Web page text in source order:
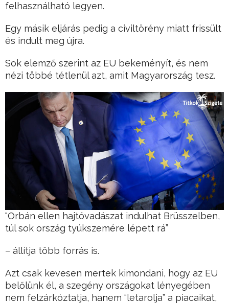
felhasználható legyen.
Egy másik eljárás pedig a civiltörény miatt frissült
és indult meg újra.
Sok elemző szerint az EU bekeményít, és nem
nézi többé tétlenül azt, amit Magyarország tesz.
“Orbán ellen hajtóvadászat indulhat Brüsszelben,
túl sok ország tyúkszemére lépett rá”
– állítja több forrás is.
Azt csak kevesen mertek kimondani, hogy az EU
belőlünk él, a szegény országokat lényegében
nem felzárkóztatja, hanem “letarolja” a piacaikat,